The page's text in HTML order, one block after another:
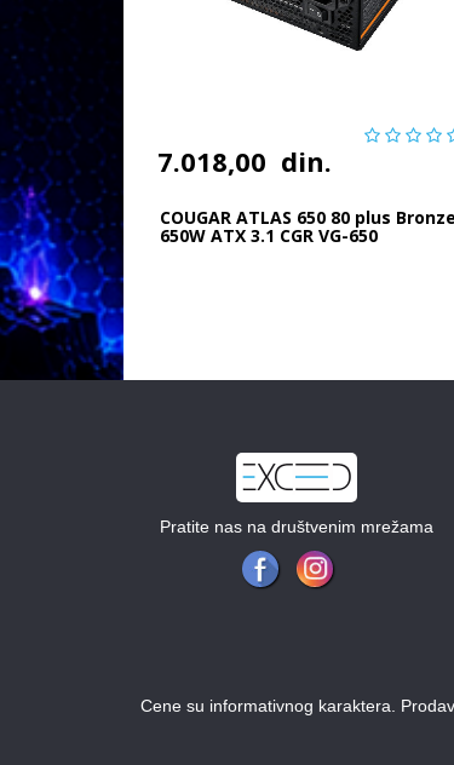
7.018,00 din.
COUGAR ATLAS 650 80 plus Bronze
650W ATX 3.1 CGR VG-650
Pratite nas na društvenim mrežama
Cene su informativnog karaktera.